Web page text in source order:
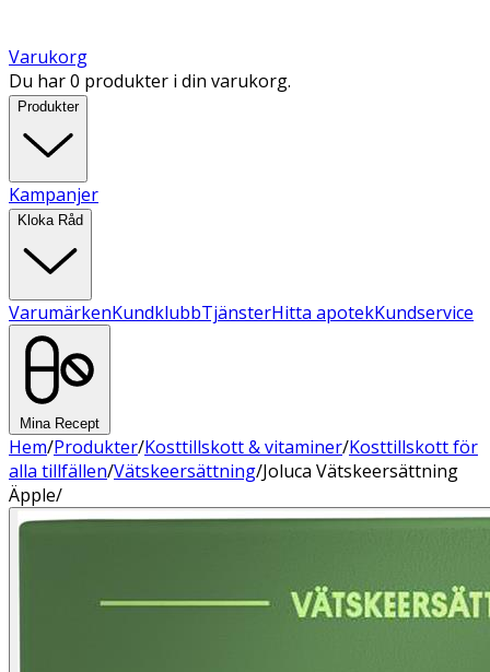
Varukorg
Du har 0 produkter i din varukorg.
Produkter
Kampanjer
Kloka Råd
VarumärkenKundklubbTjänsterHitta apotekKundservice
Mina Recept
Hem/Produkter/Kosttillskott & vitaminer/Kosttillskott för
alla tillfällen/Vätskeersättning/Joluca Vätskeersättning
Äpple/